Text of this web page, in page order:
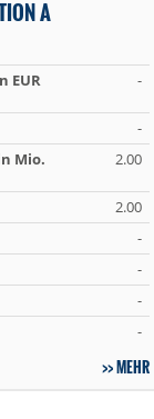
A
EUR -
-
Mio.
2.00
2.00
-
-
-
-
MEHR